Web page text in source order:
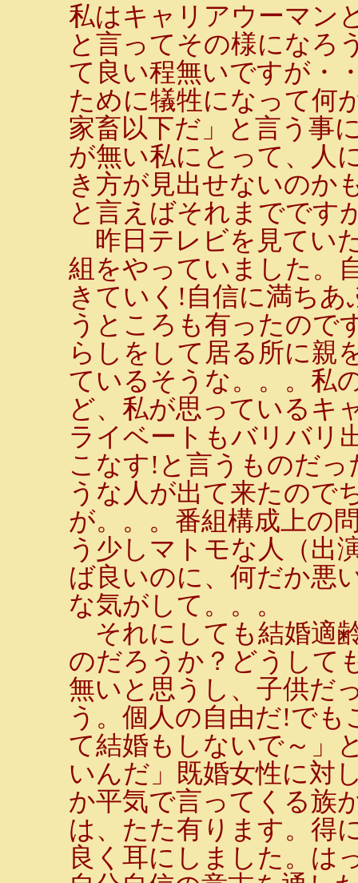
私はキャリアウーマン
と言ってその様になろ
て良い程無いですが・
ために犠牲になって何
家畜以下だ」と言う事
が無い私にとって、人
き方が見出せないのか
と言えばそれまでです
昨日テレビを見てい
組をやっていました。
きていく!自信に満ち
うところも有ったので
らしをして居る所に親
ているそうな。。。私
ど、私が思っているキ
ライベートもバリバリ
こなす!と言うものだ
うな人が出て来たので
が。。。番組構成上の
う少しマトモな人（出
ば良いのに、何だか悪
な気がして。。。
それにしても結婚適
のだろうか？どうして
無いと思うし、子供だ
う。個人の自由だ!で
て結婚もしないで～」
いんだ」既婚女性に対
か平気で言ってくる族
は、たた有ります。得
良く耳にしました。は